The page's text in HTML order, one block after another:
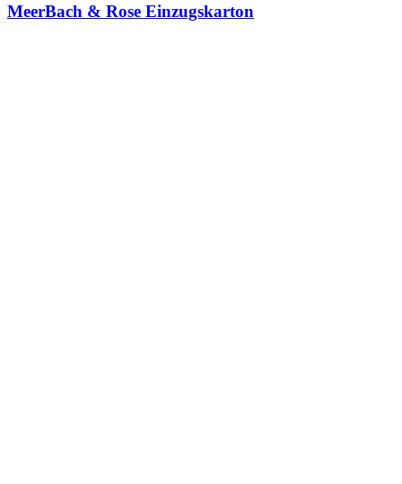
MeerBach & Rose Einzugskarton